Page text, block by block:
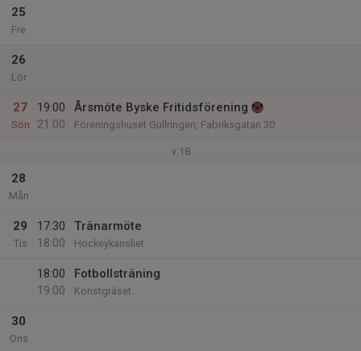
25
Fre
26
Lör
27
Sön
19:00
21:00
Årsmöte Byske Fritidsförening
Föreningshuset Gullringen, Fabriksgatan 30
v.18
28
Mån
29
Tis
17:30
18:00
Tränarmöte
Hockeykansliet
18:00
19:00
Fotbollsträning
Konstgräset
30
Ons